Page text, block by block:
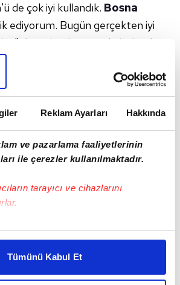
Reklam Ayarları Hakkında
ve pazarlama faaliyetlerinin
ile çerezler kullanılmaktadır.
tarayıcı ve cihazlarını
halinde sizlere özel
yaşatabiliriz. Bunu yaparken
iyi bir reklam deneyimi sunmak
Tümünü Kabul Et
de çok iyi kullandık. Bosna
ediyorum. Bugün gerçekten iyi
değerlendirmesinde bulundu.
taraftarların bulunmasına
Hersek taraftarlarının iyi bir